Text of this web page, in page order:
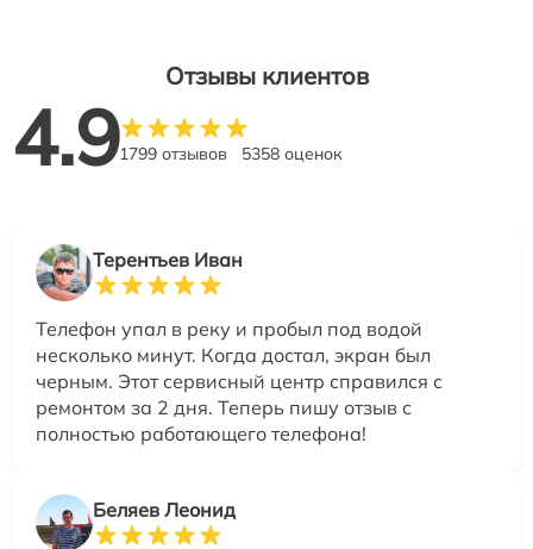
Отзывы клиентов
4.91799 отзывов 5358 оценок
Терентьев Иван
Телефон упал в реку и пробыл под водой
несколько минут. Когда достал, экран был
черным. Этот сервисный центр справился с
ремонтом за 2 дня. Теперь пишу отзыв с
полностью работающего телефона!
Беляев Леонид